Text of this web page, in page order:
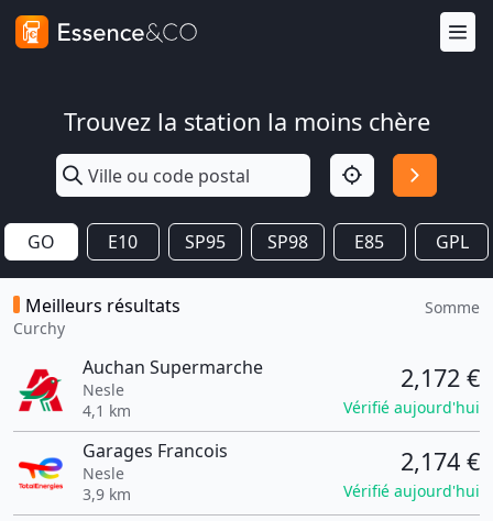
Trouvez la station la moins chère
GO E10 SP95 SP98 E85 GPL
Meilleurs résultats
Curchy
Somme
Auchan Supermarche
Nesle
4,1 km
2,172 €
Vérifié aujourd'hui
Garages Francois
Nesle
3,9 km
2,174 €
Vérifié aujourd'hui